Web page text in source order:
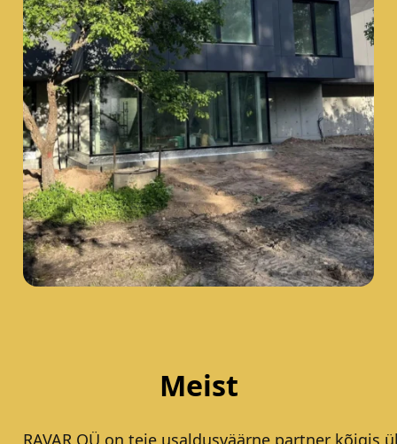
Meist
RAVAR OÜ on teie usaldusväärne partner kõigis